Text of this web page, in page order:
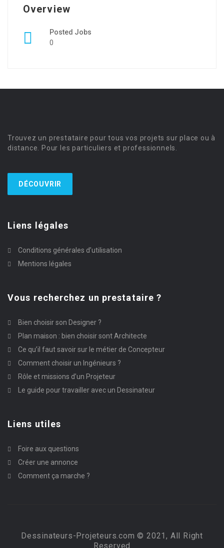
Overview
Posted Jobs
0
Trouvez un prestataire pour tous vos projets sur place ou à
distance. Pour les particuliers et professionnels.
DÉCOUVRIR
Liens légales
Conditions générales d’utilisation
Mentions légales
Vous recherchez un prestataire ?
Bien choisir son Designer ?
Plan maison : bien choisir sont Architecte
Ce qu’il faut savoir sur le métier de Concepteur
Comment choisir un Ingénieurs ?
Rôle et missions d’un Projeteur
Le guide pour travailler avec un Dessinateur
Liens utiles
Foire aux questions
Créer une annonce
Comment ça marche ?
Dessinateurs-Projeteurs.com © 2021, All Right
Reserved